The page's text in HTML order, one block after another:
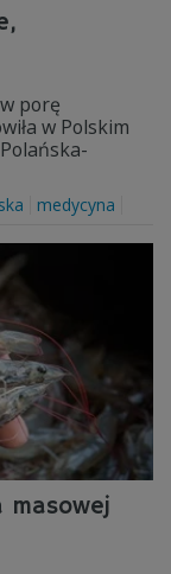
porę
w Polskim
medycyna
masowej